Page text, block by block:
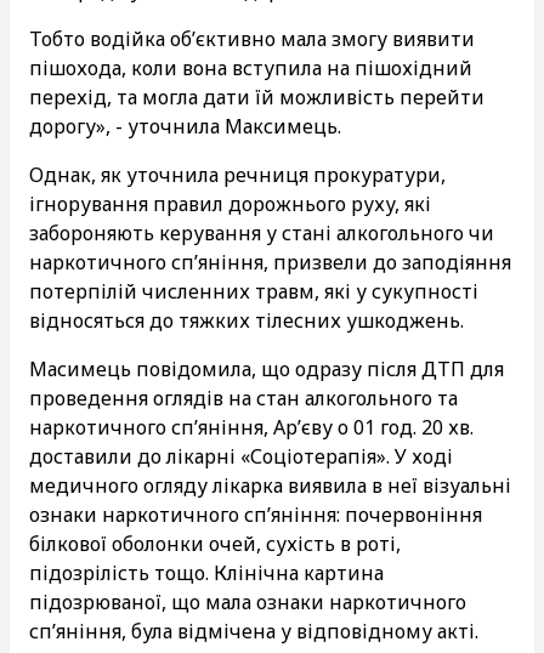
Тобто водійка об’єктивно мала змогу виявити
пішохода, коли вона вступила на пішохідний
перехід, та могла дати їй можливість перейти
дорогу», - уточнила Максимець.
Однак, як уточнила речниця прокуратури,
ігнорування правил дорожнього руху, які
забороняють керування у стані алкогольного чи
наркотичного сп’яніння, призвели до заподіяння
потерпілій численних травм, які у сукупності
відносяться до тяжких тілесних ушкоджень.
Масимець повідомила, що одразу після ДТП для
проведення оглядів на стан алкогольного та
наркотичного сп’яніння, Ар’єву о 01 год. 20 хв.
доставили до лікарні «Соціотерапія». У ході
медичного огляду лікарка виявила в неї візуальні
ознаки наркотичного сп’яніння: почервоніння
білкової оболонки очей, сухість в роті,
підозрілість тощо. Клінічна картина
підозрюваної, що мала ознаки наркотичного
сп’яніння, була відмічена у відповідному акті.